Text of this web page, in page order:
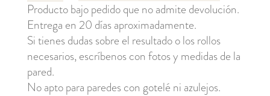
Producto bajo pedido que no admite devolución.
Entrega en 20 días aproximadamente.
Si tienes dudas sobre el resultado o los rollos
necesarios, escríbenos con fotos y medidas de la
pared.
No apto para paredes con gotelé ni azulejos.